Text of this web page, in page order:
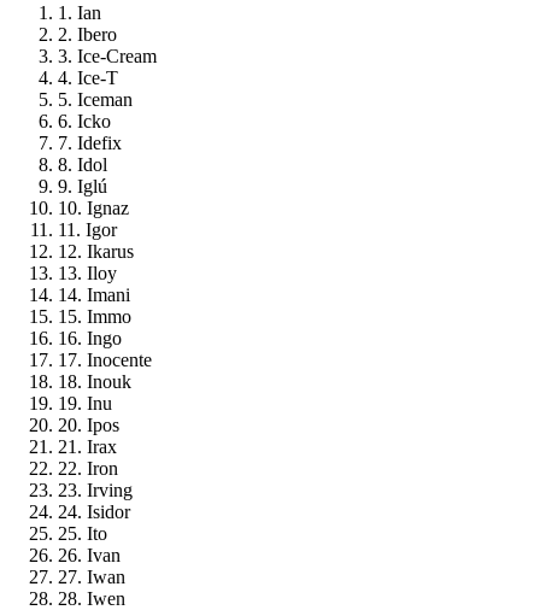
1. Ian
2. Ibero
3. Ice-Cream
4. Ice-T
5. Iceman
6. Icko
7. Idefix
8. Idol
9. Iglú
10. Ignaz
11. Igor
12. Ikarus
13. Iloy
14. Imani
15. Immo
16. Ingo
17. Inocente
18. Inouk
19. Inu
20. Ipos
21. Irax
22. Iron
23. Irving
24. Isidor
25. Ito
26. Ivan
27. Iwan
28. Iwen